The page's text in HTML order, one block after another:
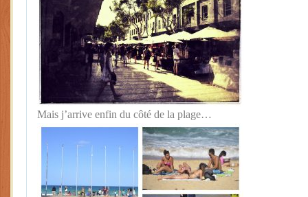
Mais j’arrive enfin du côté de la plage…